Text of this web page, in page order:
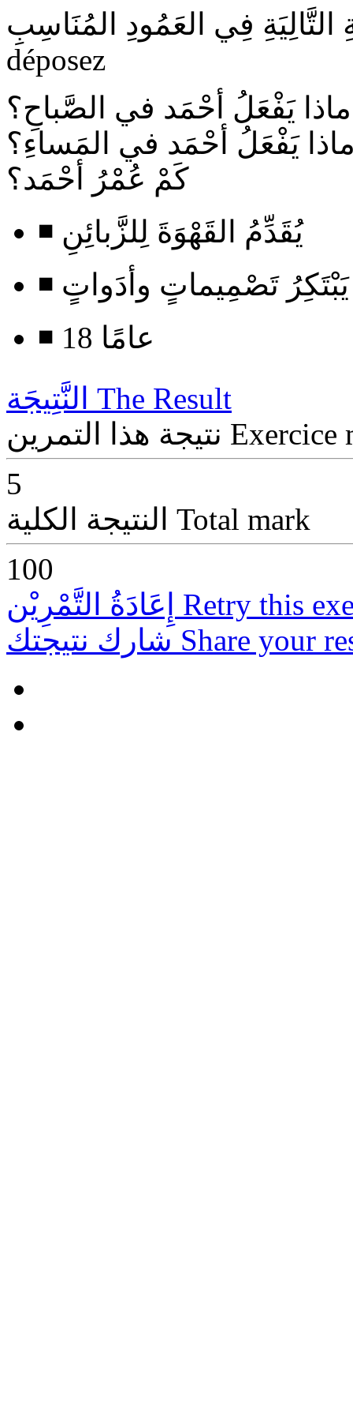
déposez
ماذا يَفْعَلُ أحْمَد في الصَّباحِ؟
يَفْعَلُ أحْمَد في المَساءِ؟
كَمْ عُمْرُ أحْمَد؟
◾ يُقَدِّمُ القَهْوَةَ لِلزَّبائِنِ
◾ يَبْتَكِرُ تَصْمِيماتٍ وأدَواتٍ
◾ 18 عامًا
The Result
Exercice
5
Total mark
100
Retry this
Share your